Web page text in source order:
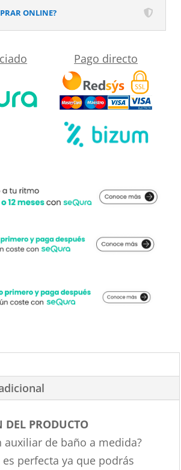
ONLINE?
Pago directo
DEL PRODUCTO
auxiliar de baño a medida?
perfecta ya que podrás